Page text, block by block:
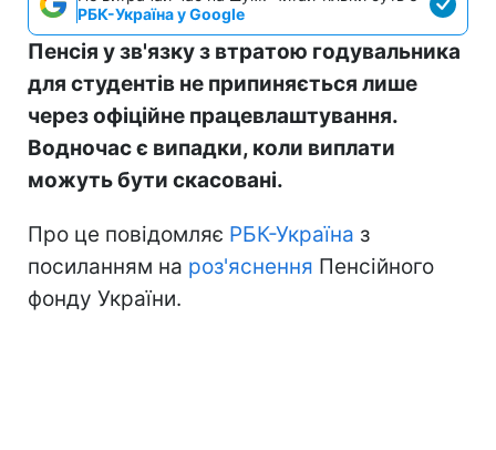
РБК-Україна у Google
Пенсія у зв'язку з втратою годувальника
для студентів не припиняється лише
через офіційне працевлаштування.
Водночас є випадки, коли виплати
можуть бути скасовані.
Про це повідомляє РБК-Україна з
посиланням на роз'яснення Пенсійного
фонду України.